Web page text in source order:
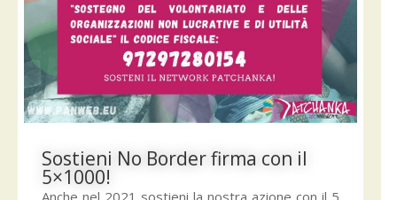
Sostieni No Border firma con il
5×1000!
Anche nel 2021 sostieni la nostra azione con il 5